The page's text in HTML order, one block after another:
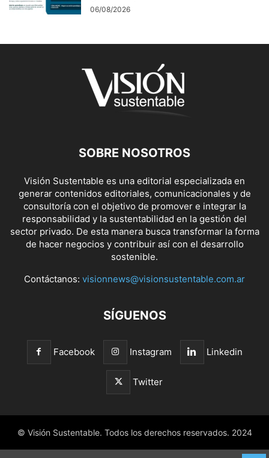
06/08/2026
SOBRE NOSOTROS
Visión Sustentable es una editorial especializada en
generar contenidos editoriales, comunicacionales y de
consultoría con el objetivo de promover e integrar la
responsabilidad y la sustentabilidad en la gestión del
sector privado. De esta manera busca transformar la forma
de hacer negocios y contribuir así con el desarrollo
sostenible.
Contáctanos: visionnews@visionsustentable.com.ar
SÍGUENOS
Facebook Instagram Linkedin
Twitter
© Visión Sustentable. Todos los derechos reservados. 2024